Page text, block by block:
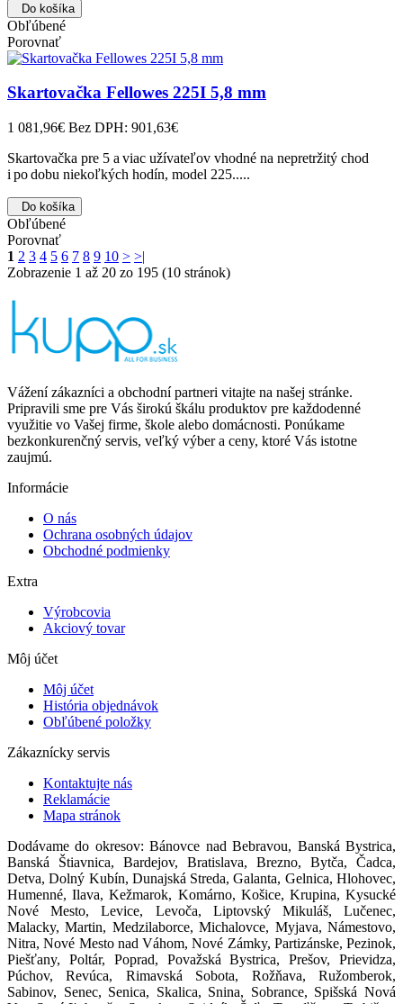
Do košíka
Obľúbené
Porovnať
Skartovačka Fellowes 225I 5,8 mm
1 081,96€ Bez DPH: 901,63€
Skartovačka pre 5 a viac užívateľov vhodné na nepretržitý chod
i po dobu niekoľkých hodín, model 225.....
Do košíka
Obľúbené
Porovnať
1 2 3 4 5 6 7 8 9 10 > >|
Zobrazenie 1 až 20 zo 195 (10 stránok)
Vážení zákazníci a obchodní partneri vitajte na našej stránke.
Pripravili sme pre Vás širokú škálu produktov pre každodenné
využitie vo Vašej firme, škole alebo domácnosti. Ponúkame
bezkonkurenčný servis, veľký výber a ceny, ktoré Vás istotne
zaujmú.
Informácie
O nás
Ochrana osobných údajov
Obchodné podmienky
Extra
Výrobcovia
Akciový tovar
Môj účet
Môj účet
História objednávok
Obľúbené položky
Zákaznícky servis
Kontaktujte nás
Reklamácie
Mapa stránok
Dodávame do okresov: Bánovce nad Bebravou, Banská Bystrica,
Banská Štiavnica, Bardejov, Bratislava, Brezno, Bytča, Čadca,
Detva, Dolný Kubín, Dunajská Streda, Galanta, Gelnica, Hlohovec,
Humenné, Ilava, Kežmarok, Komárno, Košice, Krupina, Kysucké
Nové Mesto, Levice, Levoča, Liptovský Mikuláš, Lučenec,
Malacky, Martin, Medzilaborce, Michalovce, Myjava, Námestovo,
Nitra, Nové Mesto nad Váhom, Nové Zámky, Partizánske, Pezinok,
Piešťany, Poltár, Poprad, Považská Bystrica, Prešov, Prievidza,
Púchov, Revúca, Rimavská Sobota, Rožňava, Ružomberok,
Sabinov, Senec, Senica, Skalica, Snina, Sobrance, Spišská Nová